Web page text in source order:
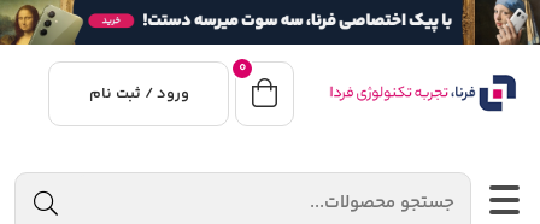
0
ورود / ثبت نام